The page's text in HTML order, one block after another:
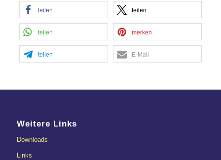
Management Platform
teilen teilen
teilen merken
teilen E-Mail
Weitere Links
Downloads
Links